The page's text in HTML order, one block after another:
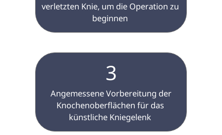
verletzten Knie, um die Operation zu
beginnen
3
Knochenoberflächen für das
künstliche Kniegelenk